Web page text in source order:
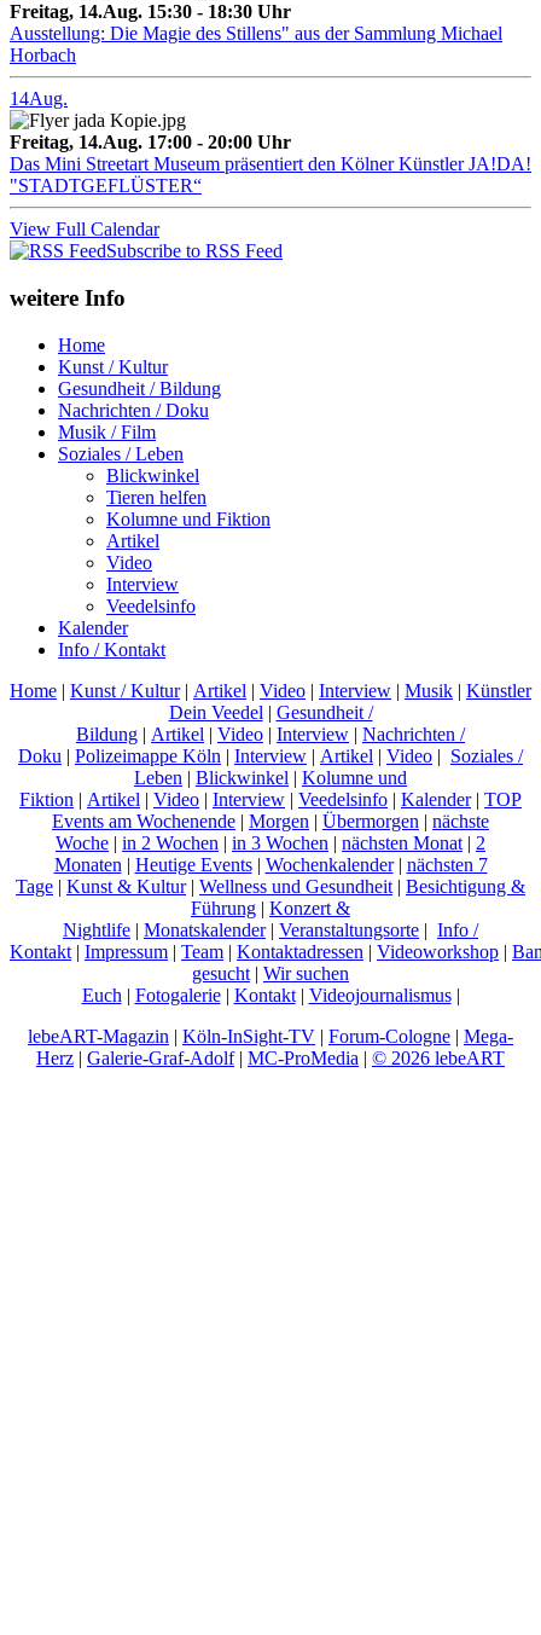
Freitag, 14.Aug. 15:30 - 18:30 Uhr
Ausstellung: Die Magie des Stillens" aus der Sammlung Michael
Horbach
14Aug.
Freitag, 14.Aug. 17:00 - 20:00 Uhr
Das Mini Streetart Museum präsentiert den Kölner Künstler JA!DA!
"STADTGEFLÜSTER“
View Full Calendar
Subscribe to RSS Feed
weitere Info
Home
Kunst / Kultur
Gesundheit / Bildung
Nachrichten / Doku
Musik / Film
Soziales / Leben
Blickwinkel
Tieren helfen
Kolumne und Fiktion
Artikel
Video
Interview
Veedelsinfo
Kalender
Info / Kontakt
Home | Kunst / Kultur| Artikel | Video | Interview | Musik | Künstler
Dein Veedel | Gesundheit /
Bildung | Artikel | Video | Interview | Nachrichten /
Doku | Polizeimappe Köln | Interview | Artikel | Video | Soziales /
Leben | Blickwinkel | Kolumne und
Fiktion | Artikel | Video | Interview | Veedelsinfo | Kalender| TOP
Events am Wochenende | Morgen | Übermorgen | nächste
Woche | in 2 Wochen | in 3 Wochen | nächsten Monat | 2
Monaten | Heutige Events| Wochenkalender| nächsten 7
Tage | Kunst & Kultur| Wellness und Gesundheit | Besichtigung &
Führung | Konzert &
Nightlife | Monatskalender| Veranstaltungsorte | Info /
Kontakt | Impressum | Team | Kontaktadressen | Videoworkshop |
gesucht | Wir suchen
Euch | Fotogalerie| Kontakt| Videojournalismus|
lebeART-Magazin | Köln-InSight-TV | Forum-Cologne | Mega-
Herz | Galerie-Graf-Adolf| MC-ProMedia | © 2026 lebeART